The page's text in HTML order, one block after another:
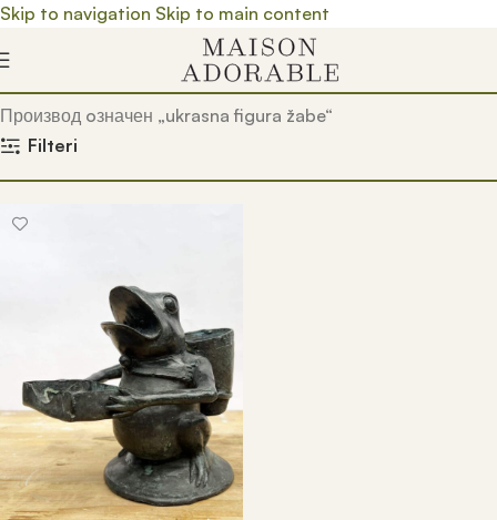
Skip to navigation Skip to main content
Почетна/ Prodavnica/
Производ oзначен „ukrasna figura žabe“
Filteri